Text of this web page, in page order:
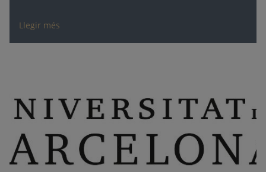
Llegir més